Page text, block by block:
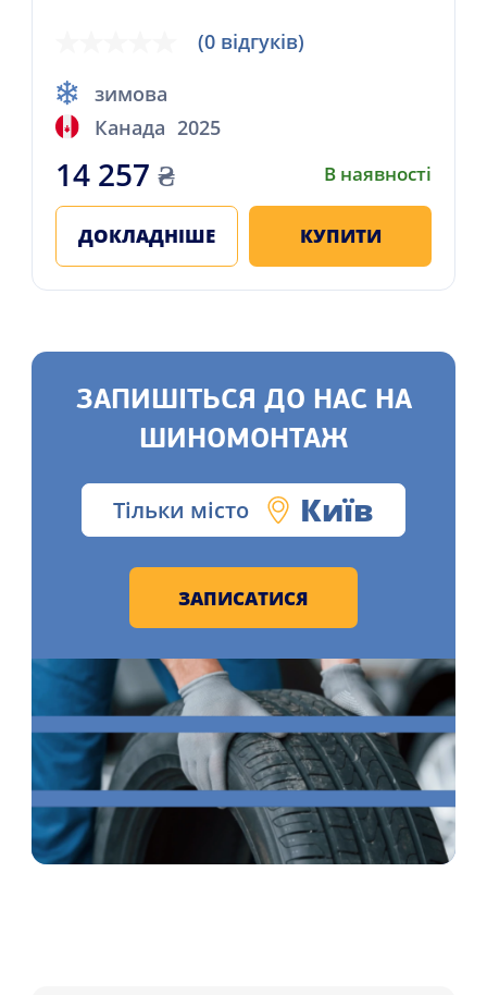
(0 відгуків)
зимова
Канада 2025
14 257 ₴ В наявності
ДОКЛАДНІШЕ КУПИТИ
ЗАПИШІТЬСЯ ДО НАС НА
ШИНОМОНТАЖ
Тільки місто Київ
ЗАПИСАТИСЯ